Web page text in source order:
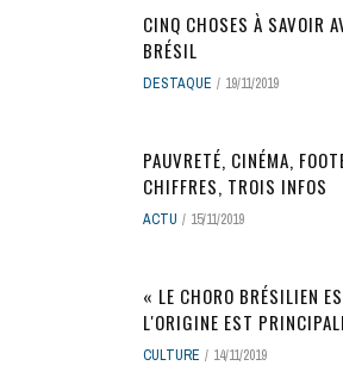
CINQ CHOSES À SAVOIR
BRÉSIL
DESTAQUE 19/11/2019
PAUVRETÉ, CINÉMA,
CHIFFRES, TROIS INFOS
ACTU 15/11/2019
« LE CHORO BRÉSILIEN
L'ORIGINE EST
CULTURE 14/11/2019